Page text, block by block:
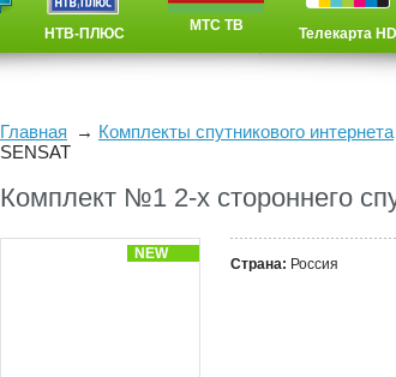
НТВ-ПЛЮС МТС ТВ Телекарта HD
Главная Комплекты спутникового интернета
SENSAT
Комплект №1 2-х стороннего
NEW
Страна: Россия